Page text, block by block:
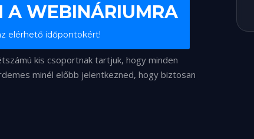
A WEBINÁRIUMRA
elérhető időpontokért!
kis csoportnak tartjuk, hogy minden
minél előbb jelentkezned, hogy biztosan